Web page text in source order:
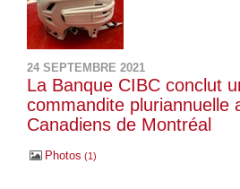
24 SEPTEMBRE 2021
La Banque CIBC conclut
commandite pluriannuelle
Canadiens de Montréal
Photos 1